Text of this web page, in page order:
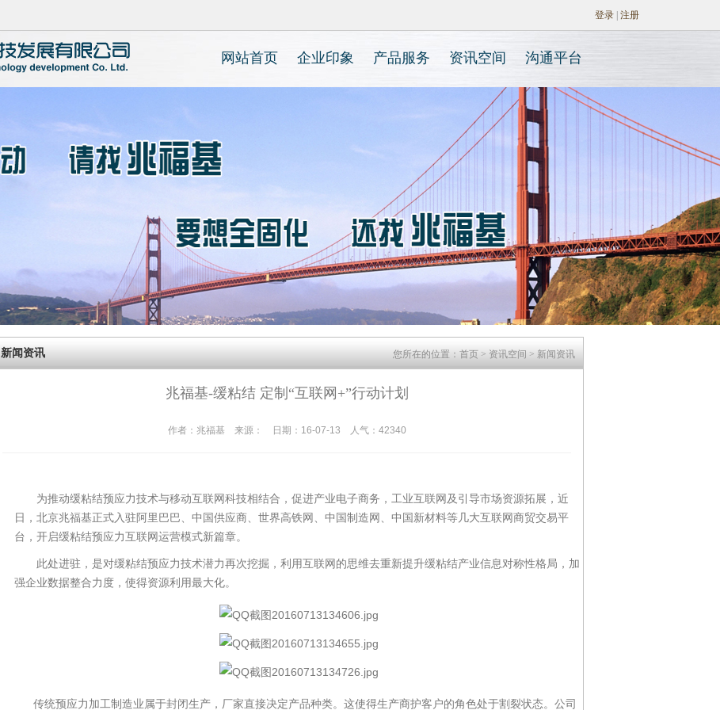
登录 注册
网站首页 企业印象 产品服务
核心业务 应用案例
资讯空间
新闻资讯 技术问答 会员专属
沟通平台
在线咨询 招贤纳士
新闻资讯 您所在的位置： 首页 > 资讯空间 > 新闻资讯
兆福基-缓粘结 定制“互联网+”行动计划
作者：兆福基 来源： 日期：16-07-13 人气：42340
为推动缓粘结预应力技术与移动互联网科技相结合，促进产业电子商务，工业互联网及引导市场资源拓展，近
日，北京兆福基正式入驻阿里巴巴、中国供应商、世界高铁网、中国制造网、中国新材料等几大互联网商贸交易平
台，开启缓粘结预应力互联网运营模式新篇章。
此处进驻，是对缓粘结预应力技术潜力再次挖掘，利用互联网的思维去重新提升缓粘结产业信息对称性格局，加
强企业数据整合力度，使得资源利用最大化。
传统预应力加工制造业属于封闭生产，厂家直接决定产品种类。这使得生产商护客户的角色处于割裂状态。公司